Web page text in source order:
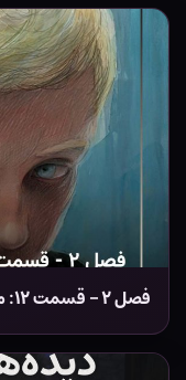
فصل ۲ – قسمت ۱۲: معجون مرکب پیچیده